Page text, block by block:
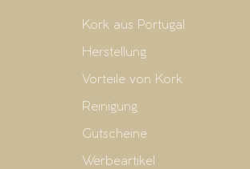
Kork aus Portugal
Herstellung
Vorteile von Kork
Reinigung
Gutscheine
Werbeartikel